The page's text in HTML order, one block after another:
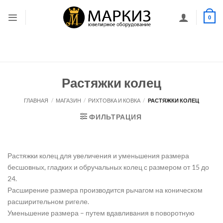
0
Растяжки колец
ГЛАВНАЯ / МАГАЗИН / РИХТОВКА И КОВКА / РАСТЯЖКИ КОЛЕЦ
ФИЛЬТРАЦИЯ
Растяжки колец для увеличения и уменьшения размера
бесшовных, гладких и обручальных колец с размером от 15 до
24.
Расширение размера производится рычагом на коническом
расширительном ригеле.
Уменьшение размера – путем вдавливания в поворотную